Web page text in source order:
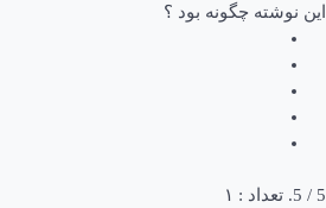
این نوشته چگونه بود ؟
5 / 5. تعداد :
۱